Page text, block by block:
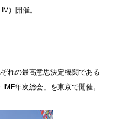
）開催。
れの最高意思決定機関である
年次総会」を東京で開催。